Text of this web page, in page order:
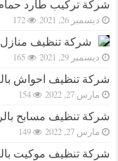
شركة تركيب طارد
ديسمبر 26, 2021 172
شركة تنظيف منازل
ديسمبر 29, 2021 165
شركة تنظيف احواش
مارس 27, 2022 154
شركة تنظيف مسابح
مارس 27, 2022 149
شركة تنظيف موكيت